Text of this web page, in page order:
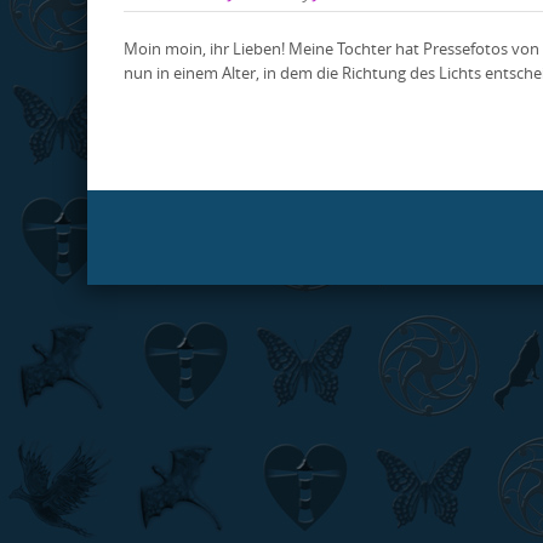
Moin moin, ihr Lieben! Meine Tochter hat Pressefotos
nun in einem Alter, in dem die Richtung des Lichts